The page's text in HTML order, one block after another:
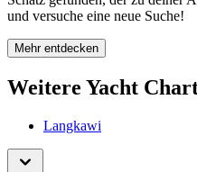
und versuche eine neue Suche!
Mehr entdecken
Weitere Yacht
Langkawi